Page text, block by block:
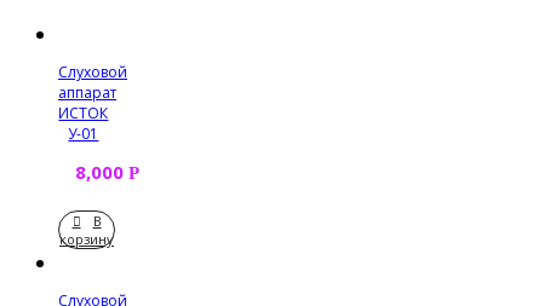
Слуховой
аппарат
ИСТОК
У-01
8,000 Р
В
корзину
Слуховой